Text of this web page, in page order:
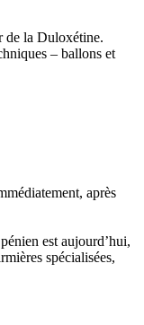
de la Duloxétine.
– ballons et
après
est aujourd’hui,
spécialisées,